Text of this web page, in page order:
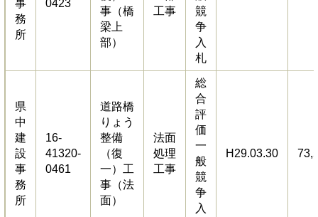
事
務
所
0423
事（橋
梁上
部）
工事
競
争
入
札
県
中
建
設
事
務
所
16-
41320-
0461
道路橋
りょう
整備
（復
一）工
事（法
面）
法面
処理
工事
総
合
評
価
一
般
競
争
入
H29.03.30